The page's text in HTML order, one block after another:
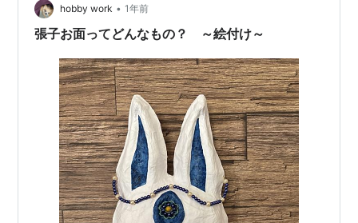
hobby work • 1年前
張子お面ってどんなもの？ ～絵付け～